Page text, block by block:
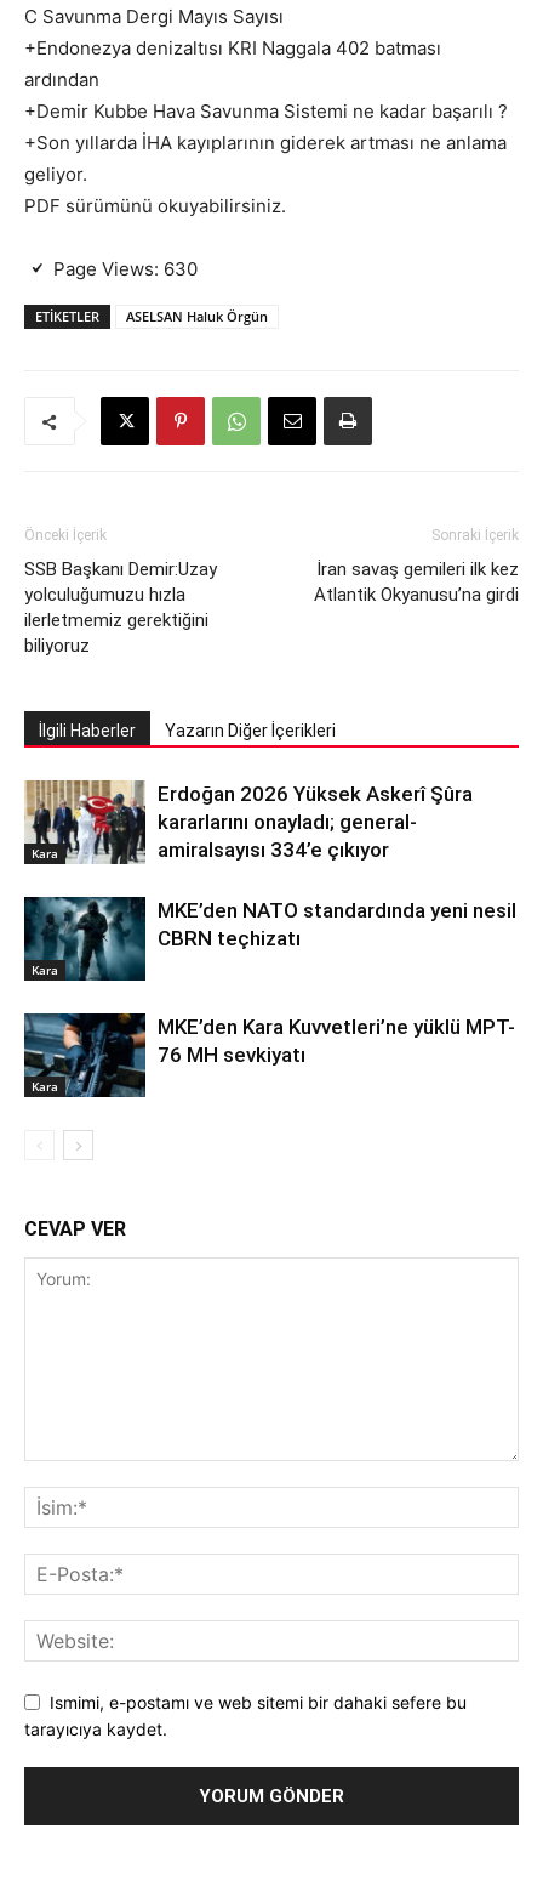
C Savunma Dergi Mayıs Sayısı
+Endonezya denizaltısı KRI Naggala 402 batması
ardından
+Demir Kubbe Hava Savunma Sistemi ne kadar başarılı ?
+Son yıllarda İHA kayıplarının giderek artması ne anlama
geliyor.
PDF sürümünü okuyabilirsiniz.
Page Views: 630
ETIKETLER ASELSAN Haluk Örgün
Önceki İçerik
SSB Başkanı Demir:Uzay
yolculuğumuzu hızla
ilerletmemiz gerektiğini
biliyoruz
Sonraki İçerik
İran savaş gemileri ilk kez
Atlantik Okyanusu’na girdi
İlgili Haberler Yazarın Diğer İçerikleri
Kara
Erdoğan 2026 Yüksek Askerî Şûra
kararlarını onayladı; general-
amiralsayısı 334’e çıkıyor
Kara
MKE’den NATO standardında yeni nesil
CBRN teçhizatı
Kara
MKE’den Kara Kuvvetleri’ne yüklü MPT-
76 MH sevkiyatı
CEVAP VER
Ismimi, e-postamı ve web sitemi bir dahaki sefere bu
tarayıcıya kaydet.